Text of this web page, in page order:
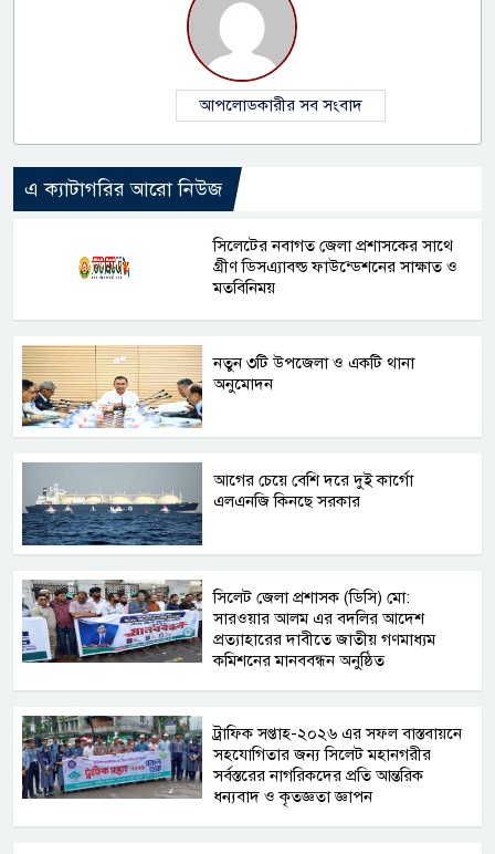
আপলোডকারীর সব সংবাদ
এ ক্যাটাগরির আরো নিউজ
সিলেটের নবাগত জেলা প্রশাসকের সাথে
গ্রীণ ডিসএ্যাবল্ড ফাউন্ডেশনের সাক্ষাত ও
মতবিনিময়
নতুন ৩টি উপজেলা ও একটি থানা
অনুমোদন
আগের চেয়ে বেশি দরে দুই কার্গো
এলএনজি কিনছে সরকার
সিলেট জেলা প্রশাসক (ডিসি) মো:
সারওয়ার আলম এর বদলির আদেশ
প্রত্যাহারের দাবীতে জাতীয় গণমাধ্যম
কমিশনের মানববন্ধন অনুষ্ঠিত
ট্রাফিক সপ্তাহ-২০২৬ এর সফল বাস্তবায়নে
সহযোগিতার জন্য সিলেট মহানগরীর
সর্বস্তরের নাগরিকদের প্রতি আন্তরিক
ধন্যবাদ ও কৃতজ্ঞতা জ্ঞাপন